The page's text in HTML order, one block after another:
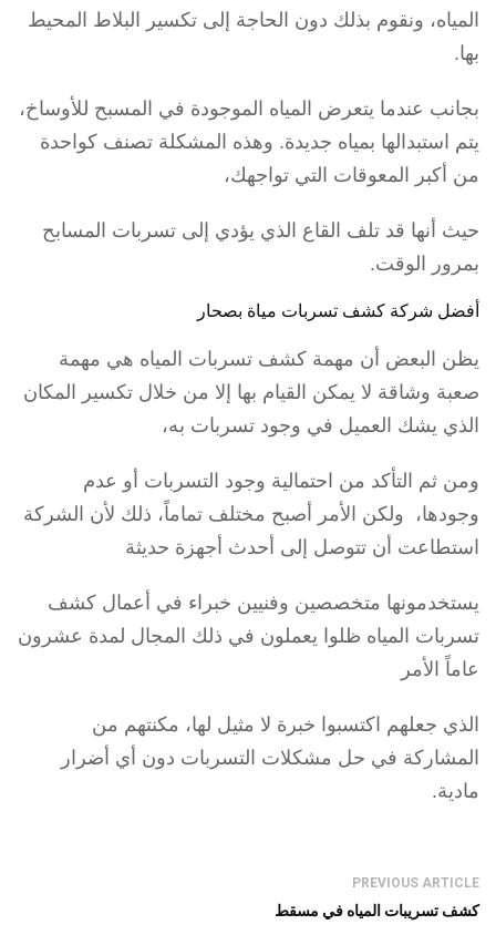
المياه، ونقوم بذلك دون الحاجة إلى تكسير البلاط المحيط
بها.
بجانب عندما يتعرض المياه الموجودة في المسبح للأوساخ،
يتم استبدالها بمياه جديدة. وهذه المشكلة تصنف كواحدة
من أكبر المعوقات التي تواجهك،
حيث أنها قد تلف القاع الذي يؤدي إلى تسربات المسابح
بمرور الوقت.
أفضل شركة كشف تسربات مياة بصحار
يظن البعض أن مهمة كشف تسربات المياه هي مهمة
صعبة وشاقة لا يمكن القيام بها إلا من خلال تكسير المكان
الذي يشك العميل في وجود تسربات به،
ومن ثم التأكد من احتمالية وجود التسربات أو عدم
وجودها، ولكن الأمر أصبح مختلف تماماً، ذلك لأن الشركة
استطاعت أن تتوصل إلى أحدث أجهزة حديثة
يستخدمونها متخصصين وفنيين خبراء في أعمال كشف
تسربات المياه ظلوا يعملون في ذلك المجال لمدة عشرون
عاماً الأمر
الذي جعلهم اكتسبوا خبرة لا مثيل لها، مكنتهم من
المشاركة في حل مشكلات التسربات دون أي أضرار
مادية.
PREVIOUS ARTICLE
كشف تسريبات المياه في مسقط